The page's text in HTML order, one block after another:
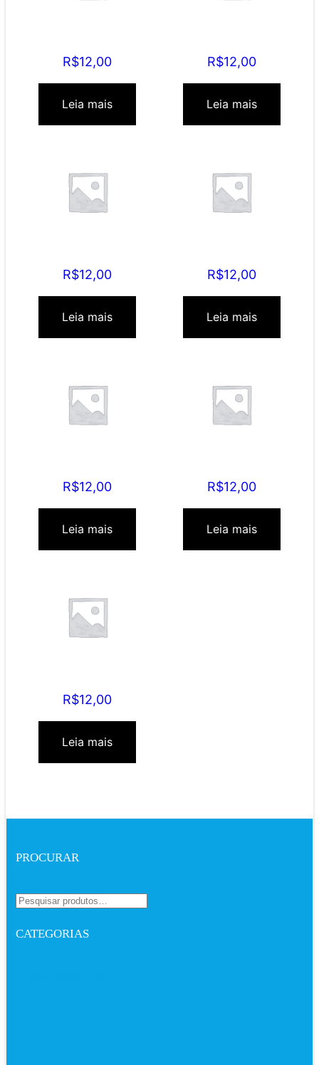
R$12,00
Leia mais
R$12,00
Leia mais
R$12,00
Leia mais
R$12,00
Leia mais
R$12,00
Leia mais
R$12,00
Leia mais
R$12,00
Leia mais
PROCURAR
CATEGORIAS